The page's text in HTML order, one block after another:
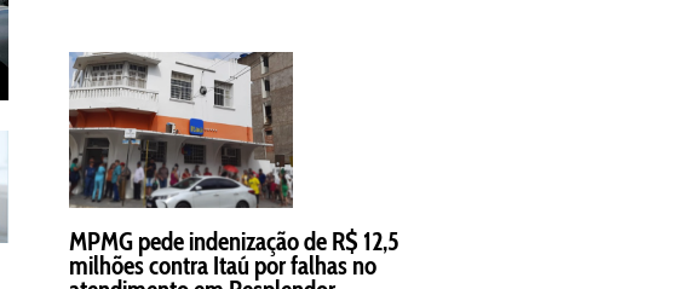
MPMG pede indenização de R$ 12,5
milhões contra Itaú por falhas no